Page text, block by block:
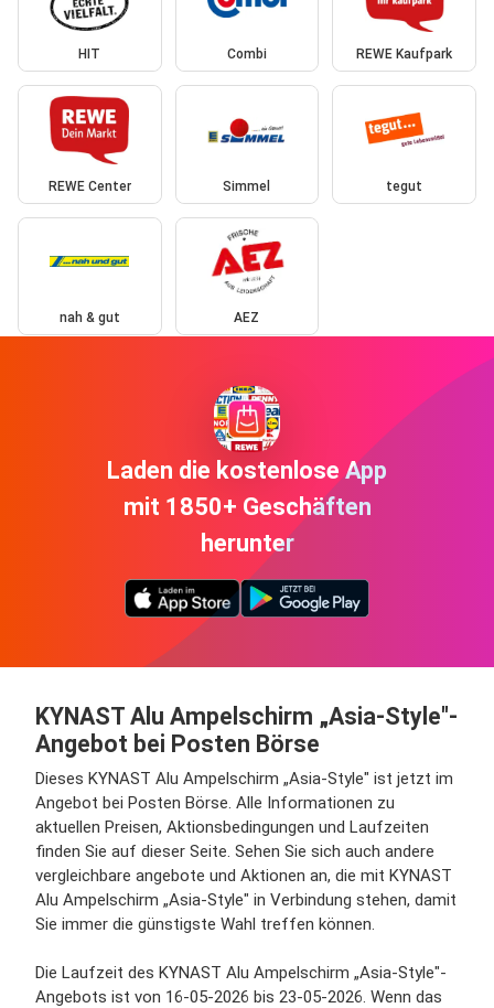
HIT Combi REWE Kaufpark
REWE Center Simmel tegut
nah & gut AEZ
Laden die kostenlose App
mit 1850+ Geschäften
herunter
KYNAST Alu Ampelschirm „Asia-Style"-
Angebot bei Posten Börse
Dieses KYNAST Alu Ampelschirm „Asia-Style" ist jetzt im
Angebot bei Posten Börse. Alle Informationen zu
aktuellen Preisen, Aktionsbedingungen und Laufzeiten
finden Sie auf dieser Seite. Sehen Sie sich auch andere
vergleichbare angebote und Aktionen an, die mit KYNAST
Alu Ampelschirm „Asia-Style" in Verbindung stehen, damit
Sie immer die günstigste Wahl treffen können.
Die Laufzeit des KYNAST Alu Ampelschirm „Asia-Style"-
Angebots ist von 16-05-2026 bis 23-05-2026. Wenn das